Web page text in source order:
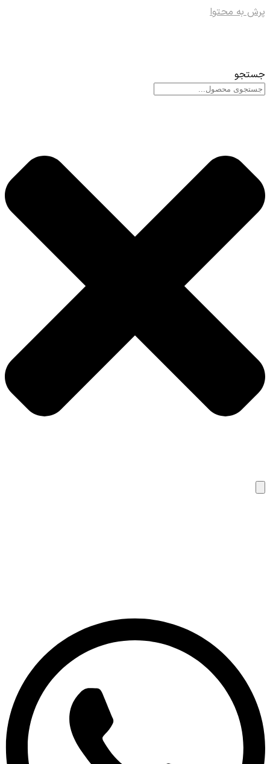
پرش به محتوا
جستجو